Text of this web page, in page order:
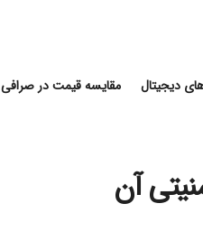
دیجیتال مقایسه قیمت در صرافی